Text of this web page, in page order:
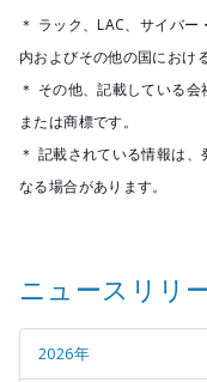
＊ ラック、LAC、サイバ
内およびその他の国におけ
＊ その他、記載している
または商標です。
＊ 記載されている情報は
なる場合があります。
ニュースリリ
2026年